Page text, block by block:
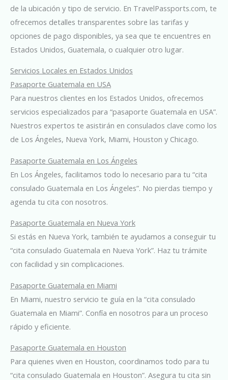
de la ubicación y tipo de servicio. En TravelPassports.com, te
ofrecemos detalles transparentes sobre las tarifas y
opciones de pago disponibles, ya sea que te encuentres en
Estados Unidos, Guatemala, o cualquier otro lugar.
Servicios Locales en Estados Unidos
Pasaporte Guatemala en USA
Para nuestros clientes en los Estados Unidos, ofrecemos
servicios especializados para “pasaporte Guatemala en USA”.
Nuestros expertos te asistirán en consulados clave como los
de Los Ángeles, Nueva York, Miami, Houston y Chicago.
Pasaporte Guatemala en Los Ángeles
En Los Ángeles, facilitamos todo lo necesario para tu “cita
consulado Guatemala en Los Ángeles”. No pierdas tiempo y
agenda tu cita con nosotros.
Pasaporte Guatemala en Nueva York
Si estás en Nueva York, también te ayudamos a conseguir tu
“cita consulado Guatemala en Nueva York”. Haz tu trámite
con facilidad y sin complicaciones.
Pasaporte Guatemala en Miami
En Miami, nuestro servicio te guía en la “cita consulado
Guatemala en Miami”. Confía en nosotros para un proceso
rápido y eficiente.
Pasaporte Guatemala en Houston
Para quienes viven en Houston, coordinamos todo para tu
“cita consulado Guatemala en Houston”. Asegura tu cita sin